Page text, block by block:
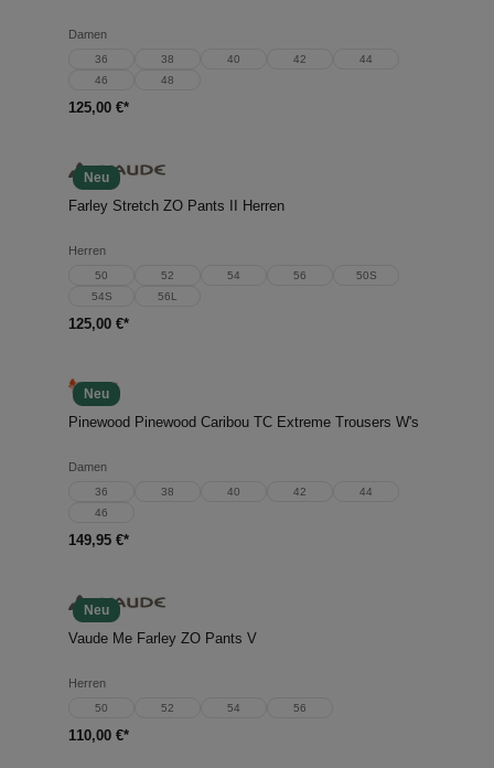
Damen
36 38 40 42
44
46
48
125,00 €*
Neu
Farley Stretch ZO Pants II Herren
Herren
50 52 54 56
50S
54S
56L
125,00 €*
Neu
Pinewood Pinewood Caribou TC Extreme Trousers W's
Damen
36 38 40 42
44
46
149,95 €*
Neu
Vaude Me Farley ZO Pants V
Herren
50 52 54 56
110,00 €*